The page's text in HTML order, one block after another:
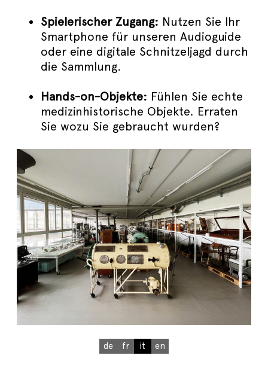
Spielerischer Zugang: Nutzen Sie Ihr
Smartphone für unseren Audioguide
oder eine digitale Schnitzeljagd durch
die Sammlung.
Hands-on-Objekte: Fühlen Sie echte
medizinhistorische Objekte. Erraten
Sie wozu Sie gebraucht wurden?
de fr it en